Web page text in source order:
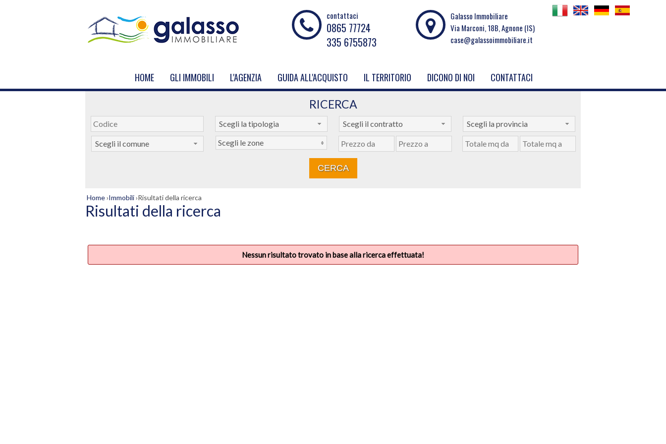
contattaci
0865 77724
335 6755873
Galasso Immobiliare
Via Marconi, 18B, Agnone (IS)
case@galassoimmobiliare.it
HOME GLI IMMOBILI L'AGENZIA GUIDA ALL'ACQUISTO IL TERRITORIO DICONO DI NOI CONTATTACI
RICERCA
Scegli la tipologia Scegli il contratto Scegli la provincia
Scegli il comune Scegli le zone
Home›Immobili›Risultati della ricerca
Risultati della ricerca
Nessun risultato trovato in base alla ricerca effettuata!